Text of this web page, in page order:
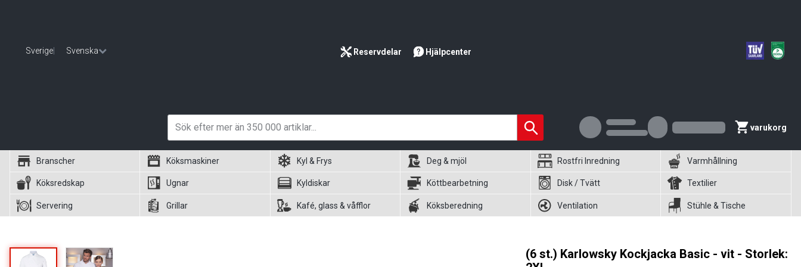
Sverige Svenska Reservdelar Hjälpcenter
varukorg
Branscher Köksmaskiner Kyl & Frys Deg & mjöl Rostfri Inredning Varmhållning
Köksredskap Ugnar Kyldiskar Köttbearbetning Disk / Tvätt Textilier
Servering Grillar Kafé, glass & våfflor Köksberedning Ventilation Stühle & Tische
(6 st.) Karlowsky Kockjacka Basic - vit - Storlek: